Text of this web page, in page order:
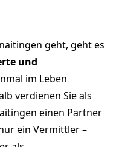
geht, geht es
und
im Leben
verdienen Sie als
einen Partner
ein Vermittler –